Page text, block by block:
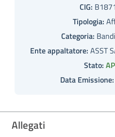
CIG:
Tipologia:
Categoria:
Ente appaltatore: ASST
Stato:
Data Emissione:
Allegati